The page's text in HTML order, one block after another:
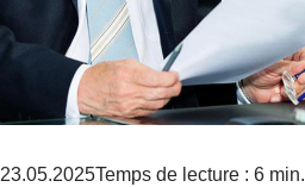
23.05.2025Temps de lecture : 6 min.